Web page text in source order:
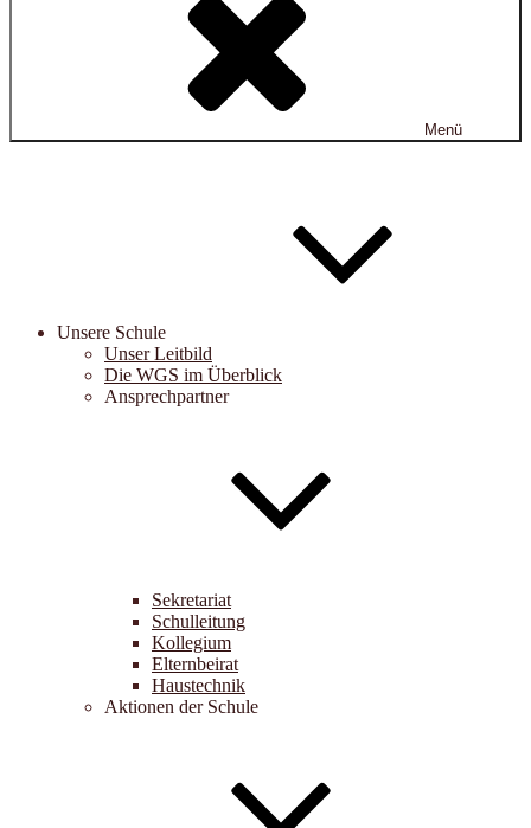
Menü
Unsere Schule
Unser Leitbild
Die WGS im Überblick
Ansprechpartner
Sekretariat
Schulleitung
Kollegium
Elternbeirat
Haustechnik
Aktionen der Schule